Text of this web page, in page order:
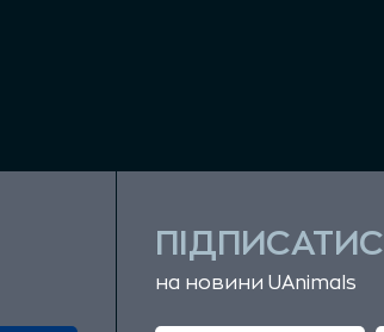
на новини UAnimals